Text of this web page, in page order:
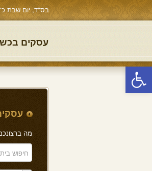
פתח סרגל נגישות
בס"ד, יום שבת כ"ה
עסקים
מה